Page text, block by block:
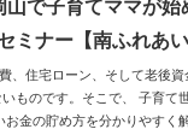
山で子育てママが
ミナー【南ふれあい
、住宅ローン、そして老後
ものです。そこで、 子育て
金の貯め方を分かりやすく